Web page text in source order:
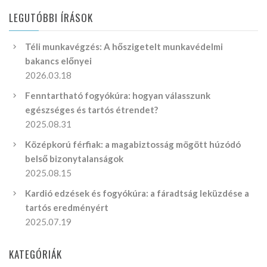
LEGUTÓBBI ÍRÁSOK
Téli munkavégzés: A hőszigetelt munkavédelmi
bakancs előnyei
2026.03.18
Fenntartható fogyókúra: hogyan válasszunk
egészséges és tartós étrendet?
2025.08.31
Középkorú férfiak: a magabiztosság mögött húzódó
belső bizonytalanságok
2025.08.15
Kardió edzések és fogyókúra: a fáradtság leküzdése a
tartós eredményért
2025.07.19
KATEGÓRIÁK